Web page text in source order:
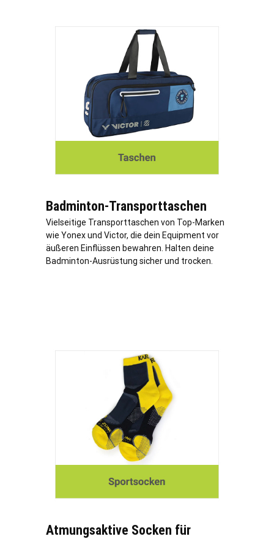
Badminton-Transporttaschen
Vielseitige Transporttaschen von Top-Marken
wie Yonex und Victor, die dein Equipment vor
äußeren Einflüssen bewahren. Halten deine
Badminton-Ausrüstung sicher und trocken.
Atmungsaktive Socken für